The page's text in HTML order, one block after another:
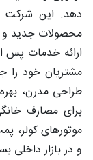
دهد. این شرکت
محصولات جدید و
ارائه خدمات پس
مشتریان خود را
طراحی مدرن،
برای مصارف
موتورهای
و در بازار